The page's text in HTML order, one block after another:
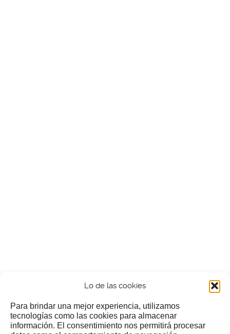
Lo de las cookies
Para brindar una mejor experiencia, utilizamos
tecnologías como las cookies para almacenar
información. El consentimiento nos permitirá procesar